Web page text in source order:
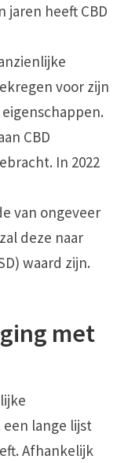
jaren heeft CBD
voor zijn
CBD
In 2022
van ongeveer
deze naar
waard zijn.
met
lange lijst
Afhankelijk